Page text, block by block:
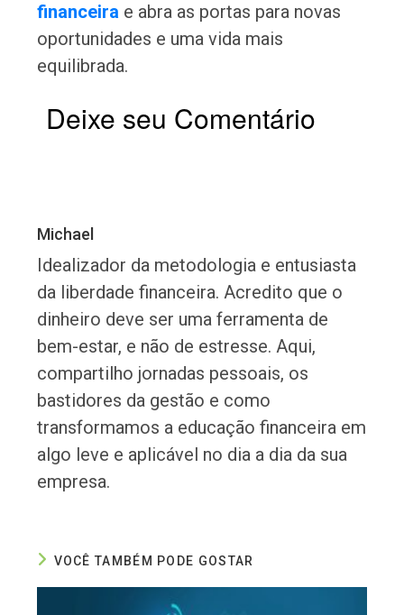
financeira e abra as portas para novas
oportunidades e uma vida mais
equilibrada.
Deixe seu Comentário
Michael
Idealizador da metodologia e entusiasta
da liberdade financeira. Acredito que o
dinheiro deve ser uma ferramenta de
bem-estar, e não de estresse. Aqui,
compartilho jornadas pessoais, os
bastidores da gestão e como
transformamos a educação financeira em
algo leve e aplicável no dia a dia da sua
empresa.
VOCÊ TAMBÉM PODE GOSTAR